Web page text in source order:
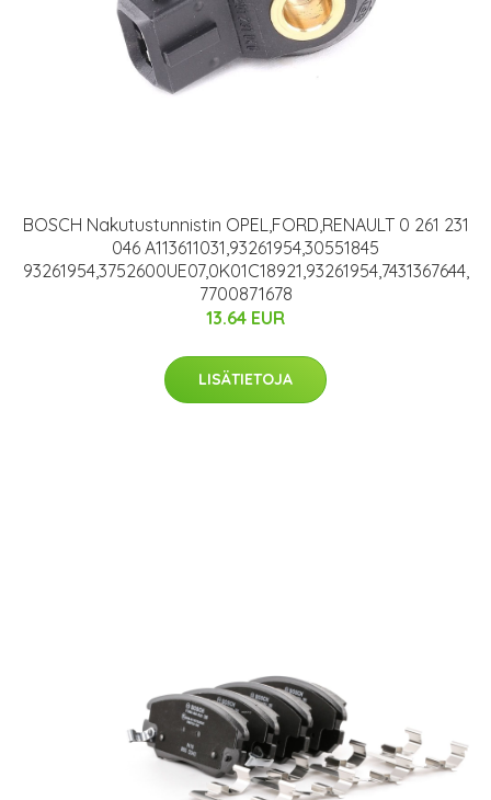
BOSCH Nakutustunnistin OPEL,FORD,RENAULT 0 261 231
046 A113611031,93261954,30551845
93261954,3752600UE07,0K01C18921,93261954,7431367644,
7700871678
13.64 EUR
LISÄTIETOJA